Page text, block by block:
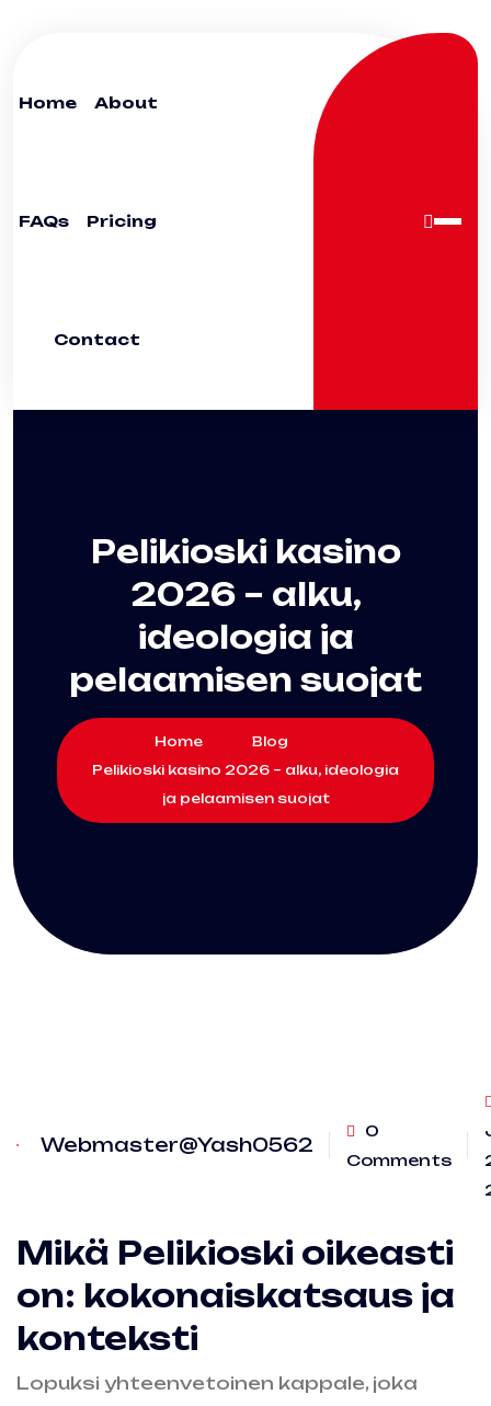
Home About
FAQs Pricing
Contact
Pelikioski kasino
2026 – alku,
ideologia ja
pelaamisen suojat
Home
Blog
Pelikioski kasino 2026 – alku, ideologia
ja pelaamisen suojat
Webmaster@Yash0562
0
Comments
Mikä Pelikioski oikeasti
on: kokonaiskatsaus ja
konteksti
Lopuksi yhteenvetoinen kappale, joka